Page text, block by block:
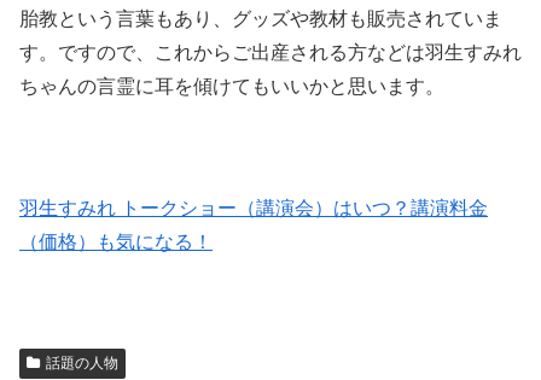
胎教という言葉もあり、グッズや教材も販売されていま
す。ですので、これからご出産される方などは羽生すみれ
ちゃんの言霊に耳を傾けてもいいかと思います。
羽生すみれ トークショー（講演会）はいつ？講演料金
（価格）も気になる！
話題の人物